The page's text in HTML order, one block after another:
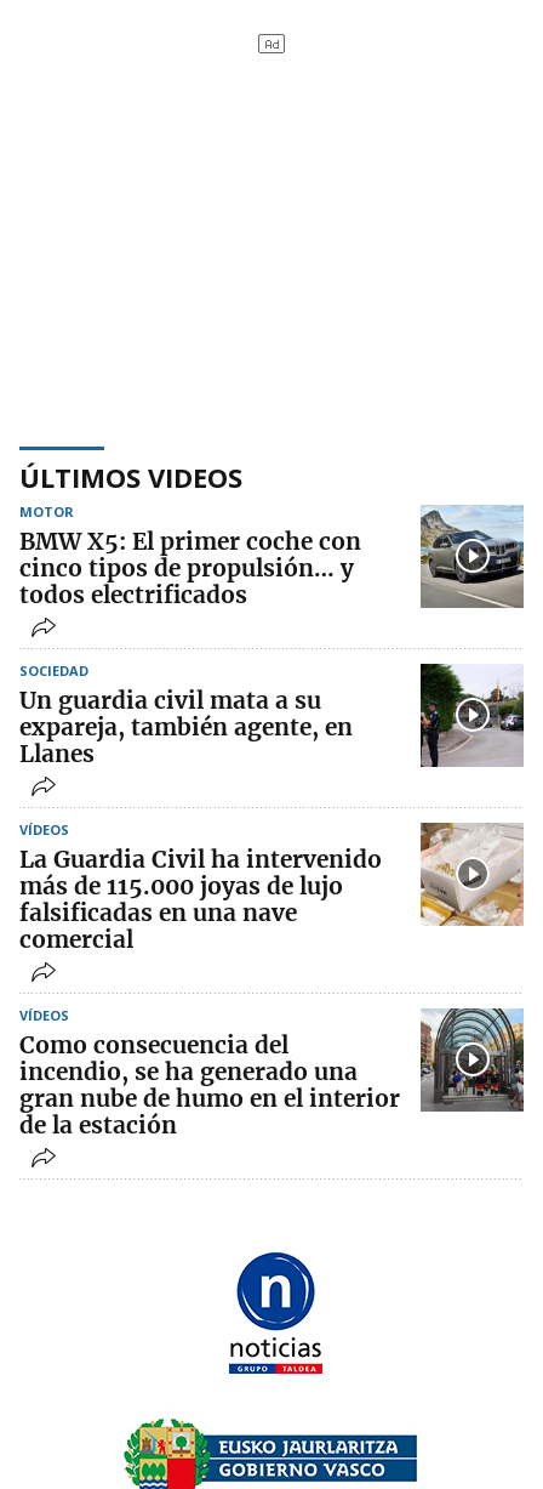
ÚLTIMOS VIDEOS
MOTOR
BMW X5: El primer coche con
cinco tipos de propulsión… y
todos electrificados
SOCIEDAD
Un guardia civil mata a su
expareja, también agente, en
Llanes
VÍDEOS
La Guardia Civil ha intervenido
más de 115.000 joyas de lujo
falsificadas en una nave
comercial
VÍDEOS
Como consecuencia del
incendio, se ha generado una
gran nube de humo en el interior
de la estación